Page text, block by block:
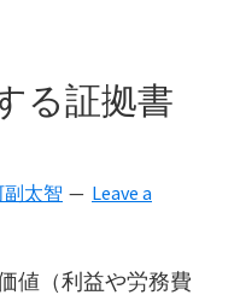
る証拠書
副太智
Leave a
値（利益や労務費